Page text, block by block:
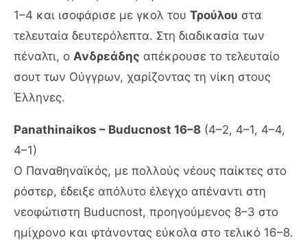
1–4 και ισοφάρισε με γκολ του Τρούλου στα
τελευταία δευτερόλεπτα. Στη διαδικασία των
πέναλτι, ο Ανδρεάδης απέκρουσε το τελευταίο
σουτ των Ούγγρων, χαρίζοντας τη νίκη στους
Έλληνες.
Panathinaikos – Buducnost 16–8 (4–2, 4–1, 4–4,
4–1)
Ο Παναθηναϊκός, με πολλούς νέους παίκτες στο
ρόστερ, έδειξε απόλυτο έλεγχο απέναντι στη
νεοφώτιστη Buducnost, προηγούμενος 8–3 στο
ημίχρονο και φτάνοντας εύκολα στο τελικό 16–8.